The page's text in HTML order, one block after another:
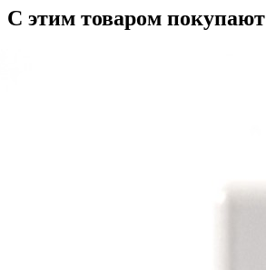
C этим товаром покупают